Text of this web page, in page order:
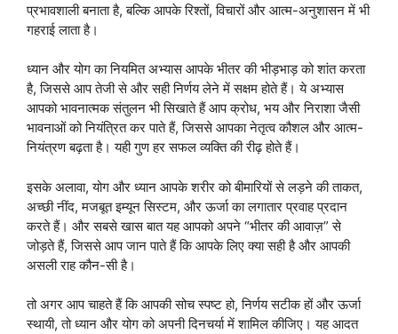
प्रभावशाली बनाता है, बल्कि आपके रिश्तों, विचारों और आत्म-अनुशासन में भी
गहराई लाता है।
ध्यान और योग का नियमित अभ्यास आपके भीतर की भीड़भाड़ को शांत करता
है, जिससे आप तेजी से और सही निर्णय लेने में सक्षम होते हैं। ये अभ्यास
आपको भावनात्मक संतुलन भी सिखाते हैं आप क्रोध, भय और निराशा जैसी
भावनाओं को नियंत्रित कर पाते हैं, जिससे आपका नेतृत्व कौशल और आत्म-
नियंत्रण बढ़ता है। यही गुण हर सफल व्यक्ति की रीढ़ होते हैं।
इसके अलावा, योग और ध्यान आपके शरीर को बीमारियों से लड़ने की ताकत,
अच्छी नींद, मजबूत इम्यून सिस्टम, और ऊर्जा का लगातार प्रवाह प्रदान
करते हैं। और सबसे खास बात यह आपको अपने “भीतर की आवाज़” से
जोड़ते हैं, जिससे आप जान पाते हैं कि आपके लिए क्या सही है और आपकी
असली राह कौन-सी है।
तो अगर आप चाहते हैं कि आपकी सोच स्पष्ट हो, निर्णय सटीक हों और ऊर्जा
स्थायी, तो ध्यान और योग को अपनी दिनचर्या में शामिल कीजिए। यह आदत